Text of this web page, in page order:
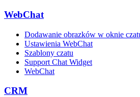
WebChat
Dodawanie obrazków w oknie
Ustawienia WebChat
Szablony czatu
Support Chat Widget
WebChat
CRM